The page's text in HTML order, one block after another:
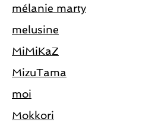
mélanie marty
melusine
MiMiKaZ
MizuTama
moi
Mokkori